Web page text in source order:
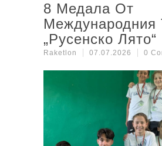
8 Медала От
Международния
„Русенско Лято“
Raketlon 07.07.2026 0